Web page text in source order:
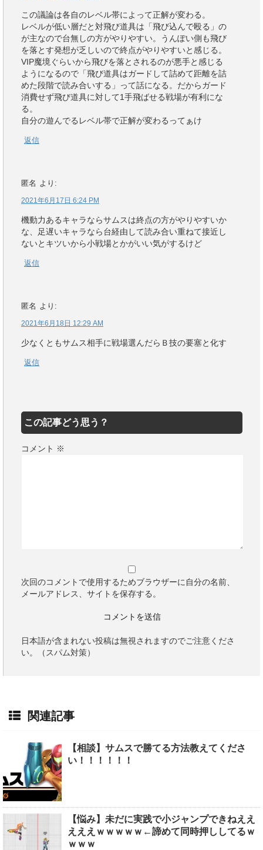
この議論は各自のレベル帯によって正解が変わる。
レベルが低い層だと対飛び道具は「飛び込んで殴る」の
が主なので台無しの方がやりやすい。うんぽい側も飛び
を落とす発想が乏しいので終点がやりやすいと感じる。
VIP魔境ぐらいから飛びを落とされるのが悪手と感じる
ようになるので「飛び道具はガードして詰めて距離を詰
めた段階で読み合いする」って話になる。だからガード
消費せず飛び道具に対して1手飛ばせる戦場が有利にな
る。
自分の遊んでるレベル帯で正解が変わるってぁけ
返信
匿名 より:
2021年6月17日 6:24 PM
機動力あるキャラならサムスは終点の方がやりやすいか
な、足遅いキャラなら台経由して読み合い重ねて接近し
ないとキツいから小戦場とかがいい気がするけど
返信
匿名 より:
2021年6月18日 12:29 AM
少なくともサムス相手に戦場選んだらＢ技の要塞と化す
返信
この記事どう思う？
コメント ※
次回のコメントで使用するためブラウザーに自分の名前、
メールアドレス、サイトを保存する。
日本語が含まれない投稿は無視されますのでご注意くださ
い。（スパム対策）
関連記事
【相談】サムスで勝てる方法教えてくださ
い！！！！！！
【悩み】未だに実践で小ジャンプできねええ
えええｗｗｗｗｗ←諦めて同時押ししてるｗ
ｗｗｗ